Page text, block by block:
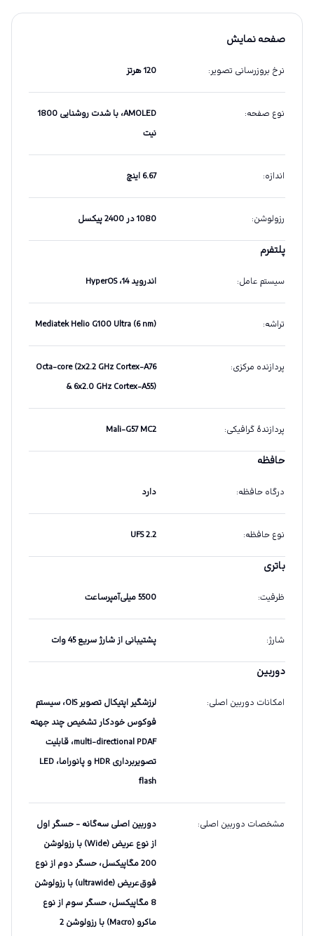
صفحه نمایش
نرخ بروزرسانی تصویر: 120 هرتز
نوع صفحه:
AMOLED، با شدت روشنایی 1800
نیت
اندازه: 6.67 اینچ
رزولوشن: 1080 در 2400 پیکسل
پلتفرم
سیستم عامل: اندروید 14، HyperOS
تراشه:
Mediatek Helio G100 Ultra (6 nm)
پردازنده مرکزی:
Octa-core (2x2.2 GHz Cortex-A76
& 6x2.0 GHz Cortex-A55)
پردازندهٔ گرافیکی:
Mali-G57 MC2
حافظه
درگاه حافظه: دارد
نوع حافظه:
UFS 2.2
باتری
ظرفیت: 5500 میلی‌آمپرساعت
شارژ: پشتیبانی از شارژ سریع 45 وات
دوربین
امکانات دوربین اصلی:
لرزشگیر اپتیکال تصویر OIS، سیستم
فوکوس خودکار تشخیص چند جهته
multi-directional PDAF، قابلیت
تصویربرداری HDR و پانوراما، LED
flash
مشخصات دوربین اصلی:
دوربین اصلی سه‌گانه - حسگر اول
از نوع عریض (Wide) با رزولوشن
200 مگاپیکسل، حسگر دوم از نوع
فوق‌عریض (ultrawide) با رزولوشن
8 مگاپیکسل، حسگر سوم از نوع
ماکرو (Macro) با رزولوشن 2